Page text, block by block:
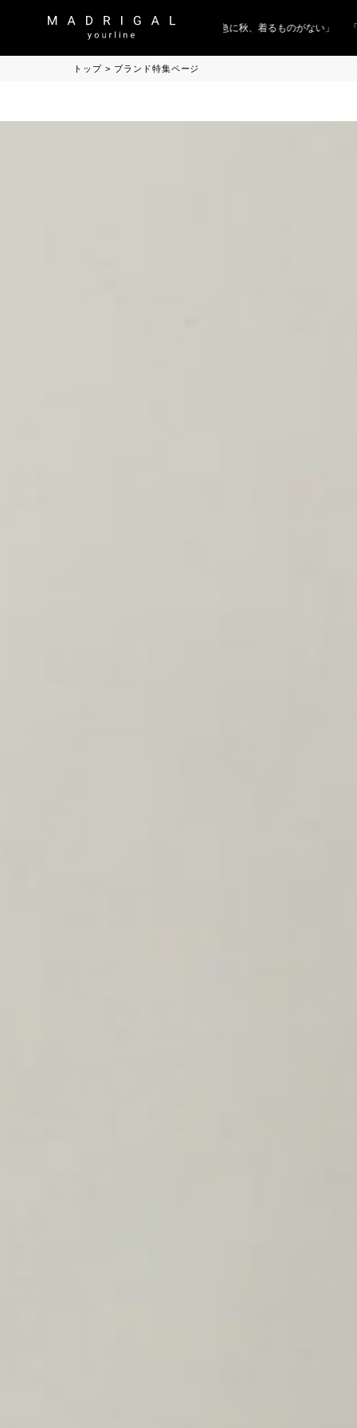
「急に秋、着るものがない」 「キ
トップ ブランド特集ページ